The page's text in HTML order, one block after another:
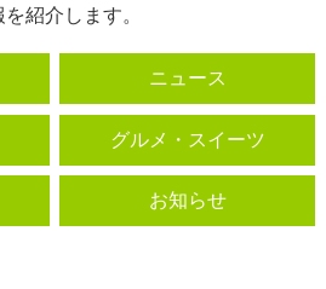
紹介します。
ニュース
グルメ・スイーツ
お知らせ